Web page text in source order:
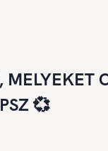
MELYEKET
💞